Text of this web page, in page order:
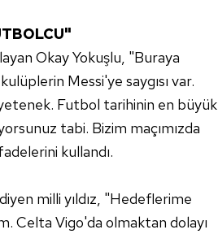
Okay Yokuşlu, "Buraya
Messi'ye saygısı var.
Futbol tarihinin en büyük
tabi. Bizim maçımızda
kullandı.
milli yıldız, "Hedeflerime
Celta Vigo'da olmaktan dolayı